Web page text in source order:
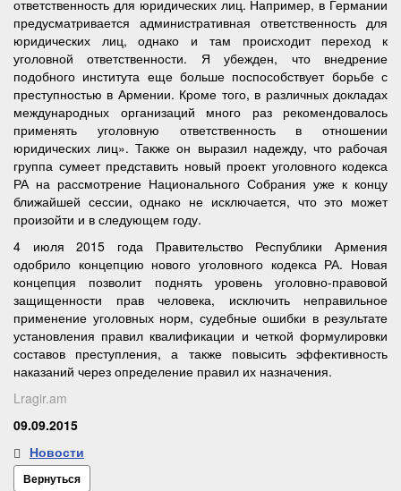
ответственность для юридических лиц. Например, в Германии
предусматривается административная ответственность для
юридических лиц, однако и там происходит переход к
уголовной ответственности. Я убежден, что внедрение
подобного института еще больше поспособствует борьбе с
преступностью в Армении. Кроме того, в различных докладах
международных организаций много раз рекомендовалось
применять уголовную ответственность в отношении
юридических лиц». Также он выразил надежду, что рабочая
группа сумеет представить новый проект уголовного кодекса
РА на рассмотрение Национального Собрания уже к концу
ближайшей сессии, однако не исключается, что это может
произойти и в следующем году.
4 июля 2015 года Правительство Республики Армения
одобрило концепцию нового уголовного кодекса РА. Новая
концепция позволит поднять уровень уголовно-правовой
защищенности прав человека, исключить неправильное
применение уголовных норм, судебные ошибки в результате
установления правил квалификации и четкой формулировки
составов преступления, а также повысить эффективность
наказаний через определение правил их назначения.
Lragir.am
09.09.2015
Новости
Вернуться